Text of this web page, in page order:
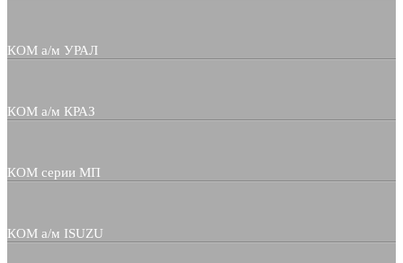
КОМ а/м УРАЛ
КОМ а/м КРАЗ
КОМ серии МП
КОМ а/м ISUZU